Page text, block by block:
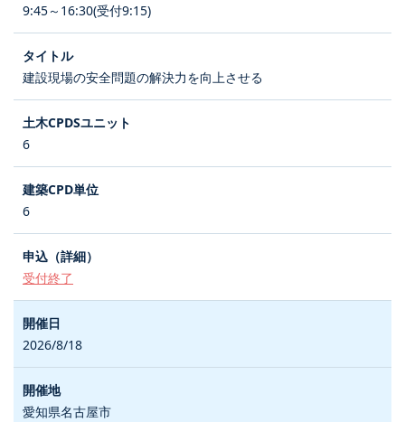
9:45～16:30(受付9:15)
建設現場の安全問題の解決力を向上させる
6
6
受付終了
2026/8/18
愛知県名古屋市